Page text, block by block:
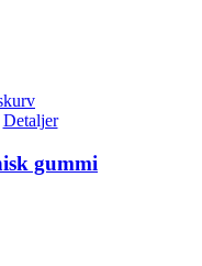
Detaljer
gummi